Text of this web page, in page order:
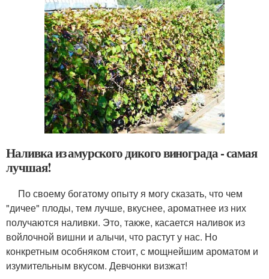
Наливка из амурского дикого винограда - самая
лучшая!
По своему богатому опыту я могу сказать, что чем
"дичее" плоды, тем лучше, вкуснее, ароматнее из них
получаются наливки. Это, также, касается наливок из
войлочной вишни и алычи, что растут у нас. Но
конкретным особняком стоит, с мощнейшим ароматом и
изумительным вкусом. Девчонки визжат!